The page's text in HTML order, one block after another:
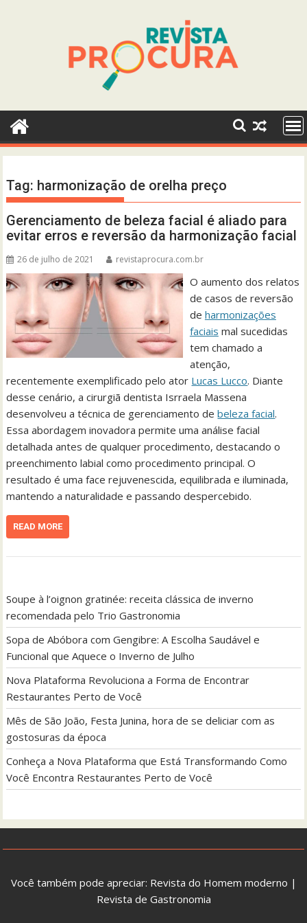
Tag: harmonização de orelha preço
Gerenciamento de beleza facial é aliado para
evitar erros e reversão da harmonização facial
26 de julho de 2021 revistaprocura.com.br
O aumento dos relatos
de casos de reversão
de harmonizações
faciais mal sucedidas
tem chamado a
atenção,
recentemente exemplificado pelo ator Lucas Lucco. Diante
desse cenário, a cirurgiã dentista Isrraela Massena
desenvolveu a técnica de gerenciamento debeleza facial.
Essa abordagem inovadora permite uma análise facial
detalhada antes de qualquer procedimento, destacando o
preenchimento labial como procedimento principal. O
resultado é uma face rejuvenescida, equilibrada e iluminada,
mantendo a naturalidade e passando despercebido.
READ MORE
Soupe à l’oignon gratinée: receita clássica de inverno
recomendada pelo Trio Gastronomia
Sopa de Abóbora com Gengibre: A Escolha Saudável e
Funcional que Aquece o Inverno de Julho
Nova Plataforma Revoluciona a Forma de Encontrar
Restaurantes Perto de Você
Mês de São João, Festa Junina, hora de se deliciar com as
gostosuras da época
Conheça a Nova Plataforma que Está Transformando Como
Você Encontra Restaurantes Perto de Você
Você também pode apreciar: Revista do Homem moderno |
Revista de Gastronomia